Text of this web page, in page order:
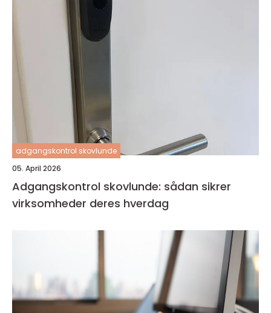
adgangskontrol skovlunde
05. April 2026
Adgangskontrol skovlunde: sådan sikrer
virksomheder deres hverdag